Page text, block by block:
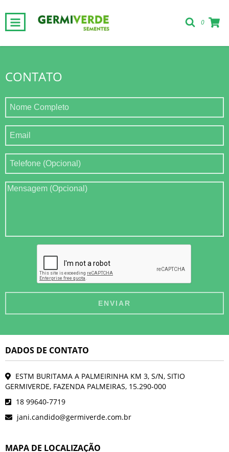
0
CONTATO
DADOS DE CONTATO
ESTM BURITAMA A PALMEIRINHA KM 3, S/N, SITIO
GERMIVERDE, FAZENDA PALMEIRAS, 15.290-000
18 99640-7719
jani.candido@germiverde.com.br
MAPA DE LOCALIZAÇÃO